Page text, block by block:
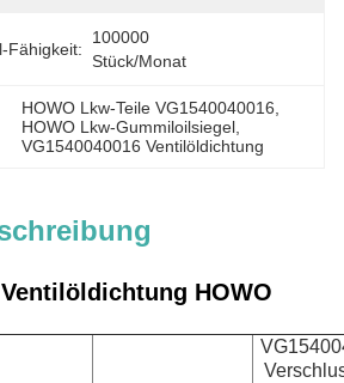
Fähigkeit:
100000
Stück/Monat
HOWO Lkw-Teile VG1540040016
HOWO Lkw-Gummiloilsiegel
VG1540040016 Ventilöldichtung
Ventilöldichtung HOWO